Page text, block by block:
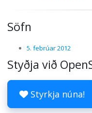
Söfn
5. febrúar 2012
Styðja við
Styrkja núna!